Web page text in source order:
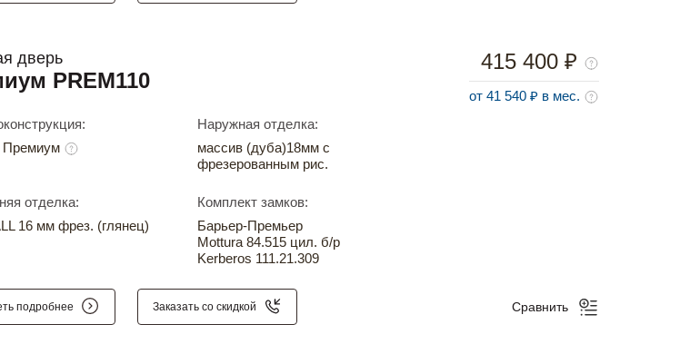
дверь
PREM110
Премиум
Наружная отделка:
массив (дуба)18мм с
фрезерованным рис.
отделка:
16 мм фрез. (глянец)
Комплект замков:
Барьер-Премьер
Mottura 84.515 цил. б/р
Kerberos 111.21.309
415 400 ₽
от 41 540 ₽ в мес.
подробнее Заказать со скидкой Сравнить